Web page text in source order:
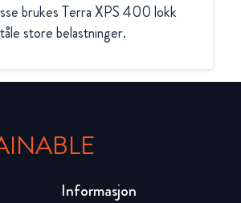
brukes Terra XPS 400 lokk
store belastninger.
Informasjon